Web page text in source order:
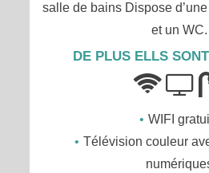
salle de bains Dispose
et un WC.
DE PLUS ELLS
WIFI
Télévision couleur